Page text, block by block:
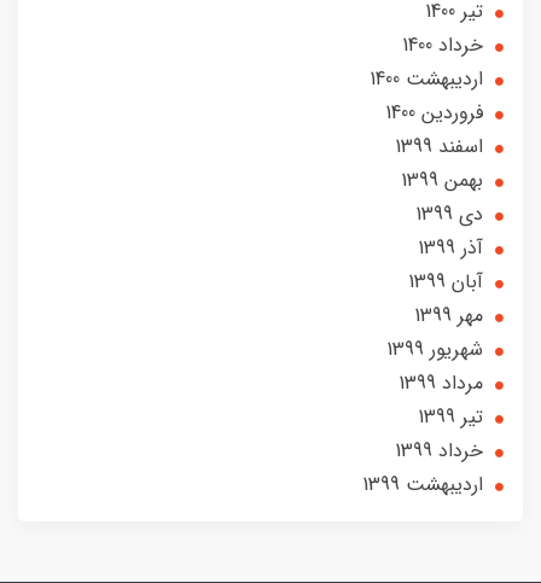
تير 1400
خرداد 1400
ارديبهشت 1400
فروردین 1400
اسفند 1399
بهمن 1399
دی 1399
آذر 1399
آبان 1399
مهر 1399
شهریور 1399
مرداد 1399
تير 1399
خرداد 1399
ارديبهشت 1399